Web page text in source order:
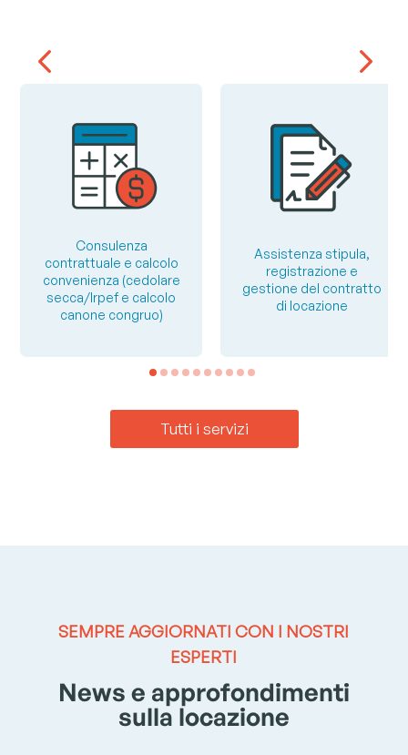
Consulenza
contrattuale e calcolo
convenienza (cedolare
secca/Irpef e calcolo
canone congruo)
Assistenza stipula,
registrazione e
gestione del contratto
di locazione
Tutti i servizi
SEMPRE AGGIORNATI CON I NOSTRI
ESPERTI
News e approfondimenti
sulla locazione